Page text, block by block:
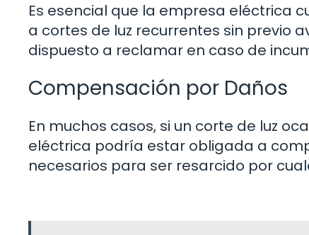
Es esencial que la empresa eléctrica
a cortes de luz recurrentes sin previo
dispuesto a reclamar en caso de
Compensación por Daños
En muchos casos, si un corte de luz
eléctrica podría estar obligada a
necesarios para ser resarcido por